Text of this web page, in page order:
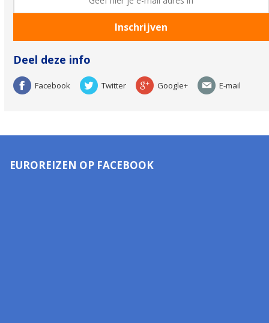
Deel deze info
Facebook Twitter Google+ E-mail
EUROREIZEN OP FACEBOOK